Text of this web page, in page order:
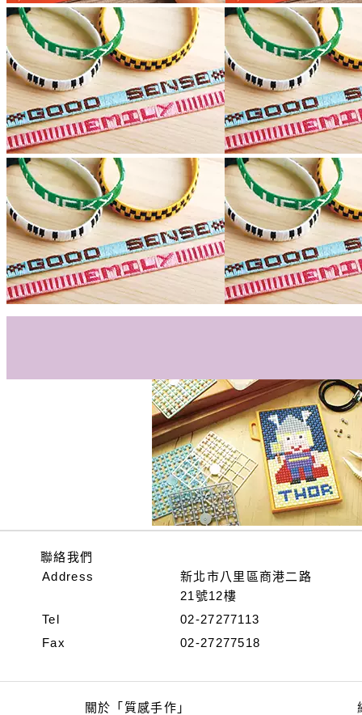
聯絡我們
Address
新北市八里區商港二路
21號12樓
Tel
02-27277113
Fax
02-27277518
關於「質感手作」